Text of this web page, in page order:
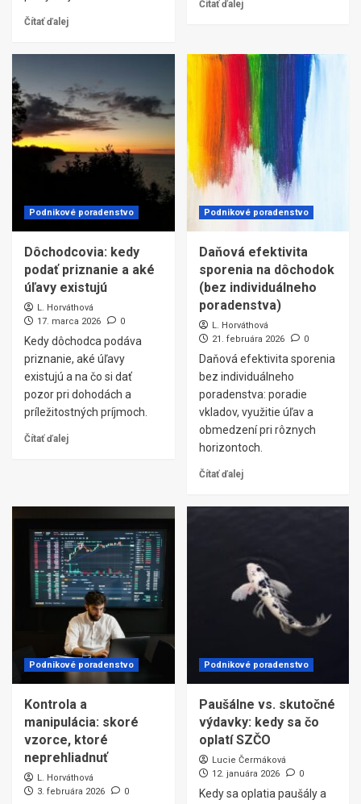
Čítať ďalej
Čítať ďalej
Podnikové poradenstvo
Dôchodcovia: kedy
podať priznanie a aké
úľavy existujú
L. Horváthová
17. marca 2026
0
Kedy dôchodca podáva
priznanie, aké úľavy
existujú a na čo si dať
pozor pri dohodách a
príležitostných príjmoch.
Čítať ďalej
Podnikové poradenstvo
Daňová efektivita
sporenia na dôchodok
(bez individuálneho
poradenstva)
L. Horváthová
21. februára 2026
0
Daňová efektivita sporenia
bez individuálneho
poradenstva: poradie
vkladov, využitie úľav a
obmedzení pri rôznych
horizontoch.
Čítať ďalej
Podnikové poradenstvo
Kontrola a
manipulácia: skoré
vzorce, ktoré
neprehliadnuť
L. Horváthová
3. februára 2026
0
Podnikové poradenstvo
Paušálne vs. skutočné
výdavky: kedy sa čo
oplatí SZČO
Lucie Čermáková
12. januára 2026
0
Kedy sa oplatia paušály a